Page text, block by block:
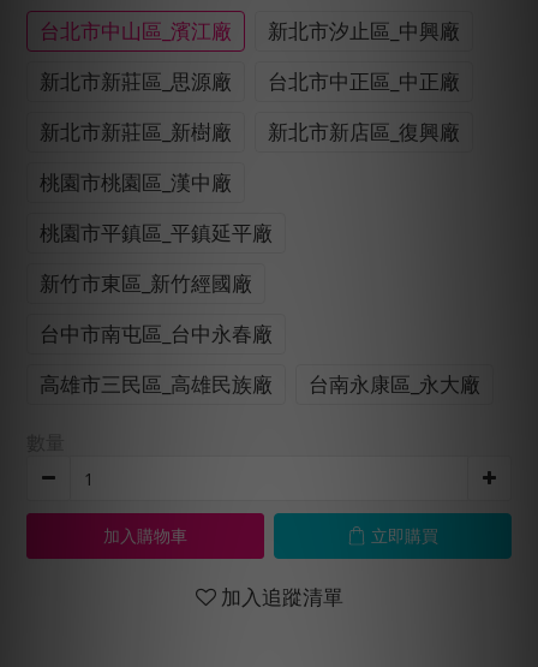
台北市中山區_濱江廠
新北市汐止區_中興廠
新北市新莊區_思源廠
台北市中正區_中正廠
新北市新莊區_新樹廠
新北市新店區_復興廠
桃園市桃園區_漢中廠
桃園市平鎮區_平鎮延平廠
新竹市東區_新竹經國廠
台中市南屯區_台中永春廠
高雄市三民區_高雄民族廠
台南永康區_永大廠
加入購物車 立即購買
加入追蹤清單